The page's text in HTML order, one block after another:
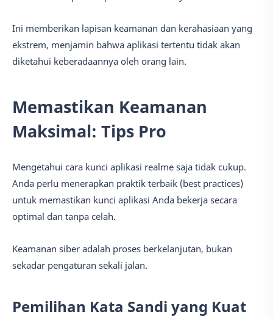
Ini memberikan lapisan keamanan dan kerahasiaan yang
ekstrem, menjamin bahwa aplikasi tertentu tidak akan
diketahui keberadaannya oleh orang lain.
Memastikan Keamanan
Maksimal: Tips Pro
Mengetahui cara kunci aplikasi realme saja tidak cukup.
Anda perlu menerapkan praktik terbaik (best practices)
untuk memastikan kunci aplikasi Anda bekerja secara
optimal dan tanpa celah.
Keamanan siber adalah proses berkelanjutan, bukan
sekadar pengaturan sekali jalan.
Pemilihan Kata Sandi yang Kuat